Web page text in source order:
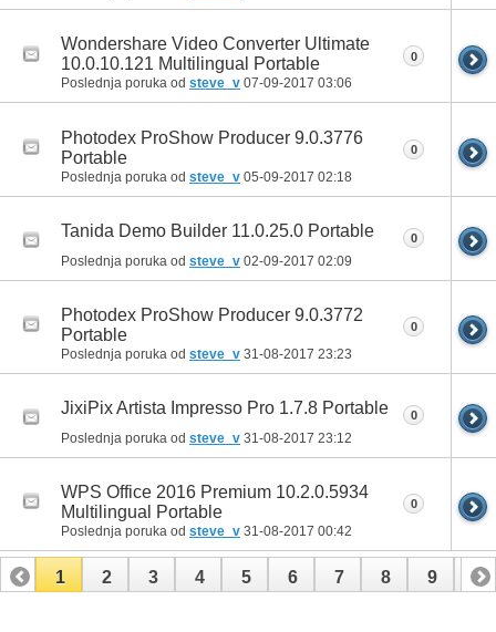
Wondershare Video Converter Ultimate
10.0.10.121 Multilingual Portable
Poslednja poruka od steve_v 07-09-2017 03:06
0
Photodex ProShow Producer 9.0.3776
Portable
Poslednja poruka od steve_v 05-09-2017 02:18
0
Tanida Demo Builder 11.0.25.0 Portable
Poslednja poruka od steve_v 02-09-2017 02:09
0
Photodex ProShow Producer 9.0.3772
Portable
Poslednja poruka od steve_v 31-08-2017 23:23
0
JixiPix Artista Impresso Pro 1.7.8 Portable
Poslednja poruka od steve_v 31-08-2017 23:12
0
WPS Office 2016 Premium 10.2.0.5934
Multilingual Portable
Poslednja poruka od steve_v 31-08-2017 00:42
0
1 2 3 4 5 6 7 8 9 10